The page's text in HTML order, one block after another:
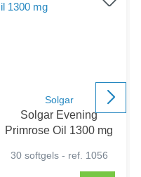
Solgar
Solgar Evening
Primrose Oil 1300 mg
30 softgels - ref. 1056